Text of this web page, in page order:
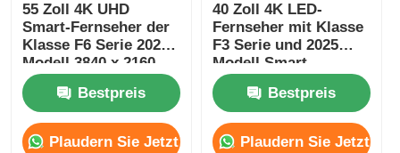
55 Zoll 4K UHD
Smart-Fernseher der
Klasse F6 Serie 2025
Modell 3840 x 2160
Bestpreis
Plaudern Sie Jetzt
40 Zoll 4K LED-
Fernseher mit Klasse
F3 Serie und 2025
Modell Smart-
Fernseher
Bestpreis
Plaudern Sie Jetzt